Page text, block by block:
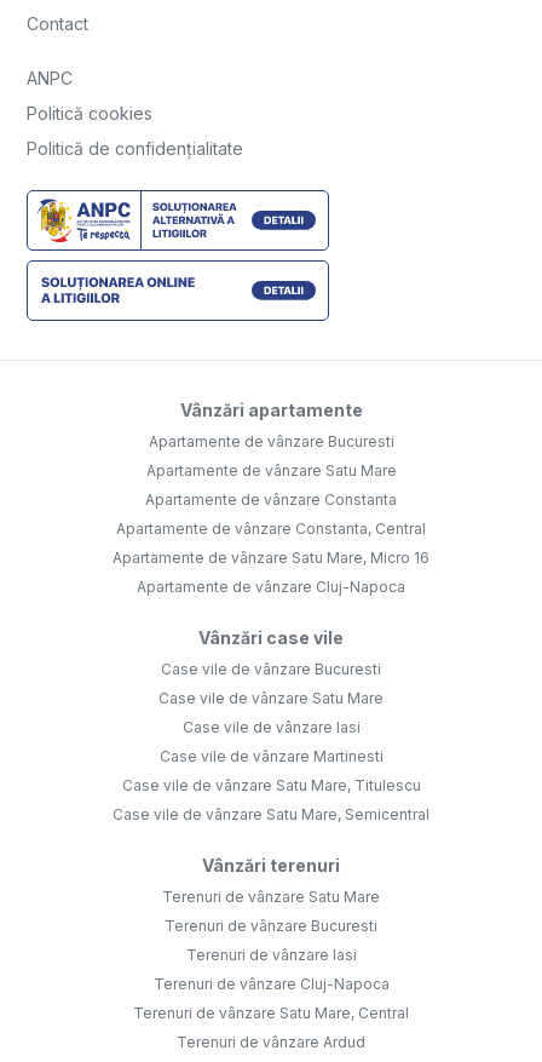
Contact
ANPC
Politică cookies
Politică de confidențialitate
Vânzări apartamente
Apartamente de vânzare Bucuresti
Apartamente de vânzare Satu Mare
Apartamente de vânzare Constanta
Apartamente de vânzare Constanta, Central
Apartamente de vânzare Satu Mare, Micro 16
Apartamente de vânzare Cluj-Napoca
Vânzări case vile
Case vile de vânzare Bucuresti
Case vile de vânzare Satu Mare
Case vile de vânzare Iasi
Case vile de vânzare Martinesti
Case vile de vânzare Satu Mare, Titulescu
Case vile de vânzare Satu Mare, Semicentral
Vânzări terenuri
Terenuri de vânzare Satu Mare
Terenuri de vânzare Bucuresti
Terenuri de vânzare Iasi
Terenuri de vânzare Cluj-Napoca
Terenuri de vânzare Satu Mare, Central
Terenuri de vânzare Ardud